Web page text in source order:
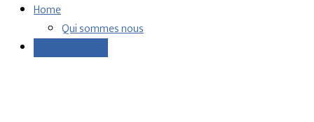
Home
Qui sommes nous